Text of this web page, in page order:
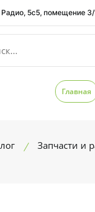
5с5, помещение 3/
Главная
Запчасти и